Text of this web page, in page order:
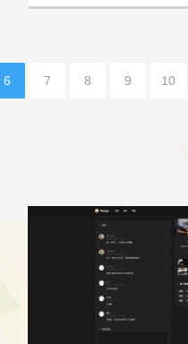
6 7 8 9 10
吧